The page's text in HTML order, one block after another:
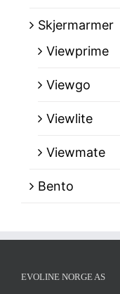
Skjermarmer
Viewprime
Viewgo
Viewlite
Viewmate
Bento
EVOLINE NORGE AS